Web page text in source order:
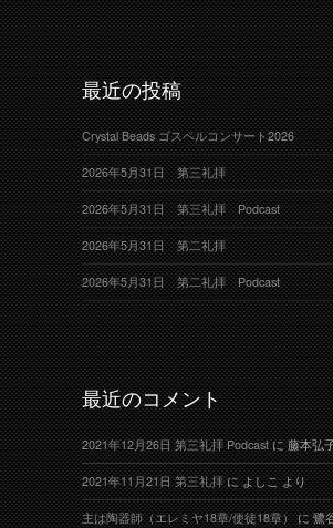
最近の投稿
Crystal Beads ゴスペルコンサート2026
2026年5月31日 第三礼拝
2026年5月31日 第三礼拝 Podcast
2026年5月31日 第二礼拝
2026年5月31日 第二礼拝 Podcast
最近のコメント
2021年12月26日 第三礼拝 Podcastに藤本弘
2021年11月21日 第三礼拝によしこより
主は陶器師（エレミヤ18章/使徒18章）に鷺